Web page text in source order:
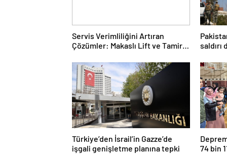
Servis Verimliliğini Artıran
Çözümler: Makaslı Lift ve Tamirci
saldırı
Türkiye’den İsrail’in Gazze’de
işgali genişletme planına tepki
74 bin